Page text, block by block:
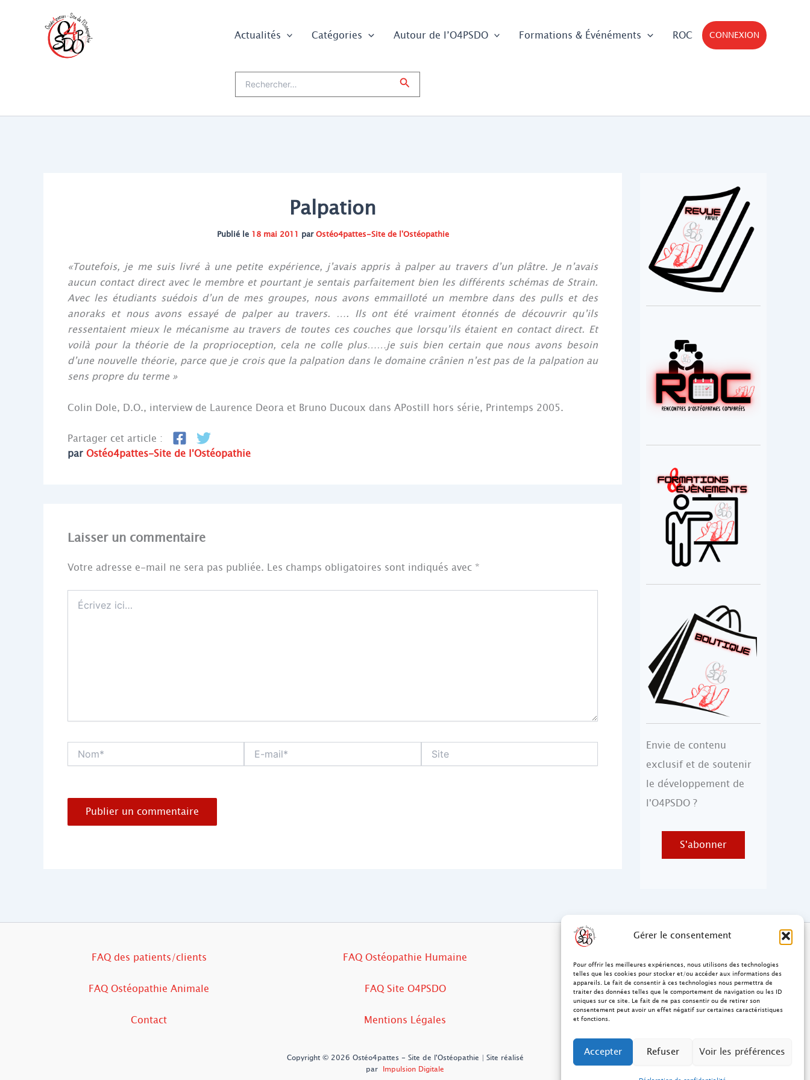
Gérer le consentement
Pour offrir les meilleures expériences, nous utilisons des technologies
telles que les cookies pour stocker et/ou accéder aux informations des
appareils. Le fait de consentir à ces technologies nous permettra de
traiter des données telles que le comportement de navigation ou les ID
uniques sur ce site. Le fait de ne pas consentir ou de retirer son
consentement peut avoir un effet négatif sur certaines caractéristiques
et fonctions.
Accepter Refuser Voir les préférences
Actualités Catégories Autour de l’O4PSDO Formations & Événéments ROC CONNEXION
Rechercher
Palpation
Publié le 18 mai 2011 parOstéo4pattes-Site de l'Ostéopathie
«Toutefois, je me suis livré à une petite expérience, j’avais appris à palper au travers d’un plâtre. Je n’avais
aucun contact direct avec le membre et pourtant je sentais parfaitement bien les différents schémas de Strain.
Avec les étudiants suédois d’un de mes groupes, nous avons emmailloté un membre dans des pulls et des
anoraks et nous avons essayé de palper au travers. …. Ils ont été vraiment étonnés de découvrir qu’ils
ressentaient mieux le mécanisme au travers de toutes ces couches que lorsqu’ils étaient en contact direct. Et
voilà pour la théorie de la proprioception, cela ne colle plus……je suis bien certain que nous avons besoin
d’une nouvelle théorie, parce que je crois que la palpation dans le domaine crânien n’est pas de la palpation au
sens propre du terme »
Colin Dole, D.O., interview de Laurence Deora et Bruno Ducoux dans APostill hors série, Printemps 2005.
Partager cet article :
par Ostéo4pattes-Site de l'Ostéopathie
Laisser un commentaire
Votre adresse e-mail ne sera pas publiée. Les champs obligatoires sont indiqués avec *
ici…
mail*
Envie de contenu
exclusif et de soutenir
le développement de
l'O4PSDO ?
S'abonner
FAQ des patients/clients
FAQ Ostéopathie Animale
Contact
FAQ Ostéopathie Humaine
FAQ Site O4PSDO
Mentions Légales
Copyright © 2026 Ostéo4pattes - Site de l'Ostéopathie | Site réalisé
par Impulsion Digitale